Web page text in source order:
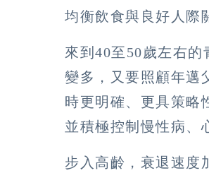
均衡飲食與良好人際
來到40至50歲左右
變多，又要照顧年邁
時更明確、更具策略
並積極控制慢性病、
步入高齡，衰退速度